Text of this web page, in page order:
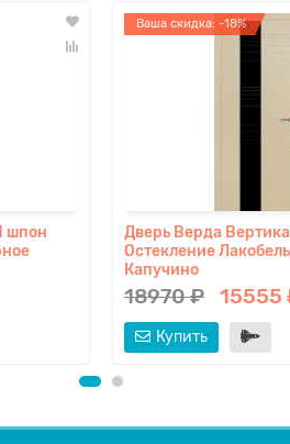
шпон
Ваша скидка: -18%
Дверь Верда
Остекление
Капучино
18970 ₽ 15555
Купить